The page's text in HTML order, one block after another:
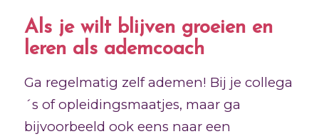
Als je wilt blijven groeien en
leren als ademcoach
Ga regelmatig zelf ademen! Bij je collega
´s of opleidingsmaatjes, maar ga
bijvoorbeeld ook eens naar een